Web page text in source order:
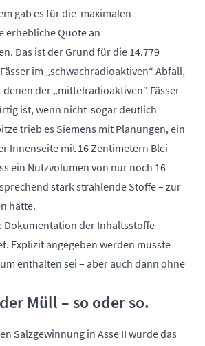
gab es für die maximalen
erhebliche Quote an
Das ist der Grund für die 14.779
im „schwachradioaktiven“ Abfall,
der „mittelradioaktiven“ Fässer
ist, wenn nicht sogar deutlich
trieb es Siemens mit Planungen, ein
Innenseite mit 16 Zentimetern Blei
ein Nutzvolumen von nur noch 16
stark strahlende Stoffe – zur
hätte.
Dokumentation der Inhaltsstoffe
Explizit angegeben werden musste
enthalten sei – aber auch dann ohne
Müll – so oder so.
Salzgewinnung in Asse II wurde das